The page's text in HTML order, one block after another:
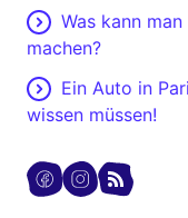
Was kann
machen?
Ein Auto in
wissen müssen!